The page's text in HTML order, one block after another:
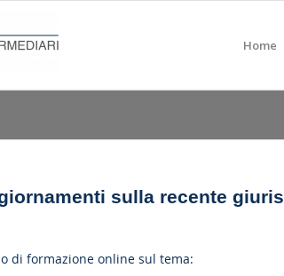
Home
sulla recente
di formazione online sul tema: